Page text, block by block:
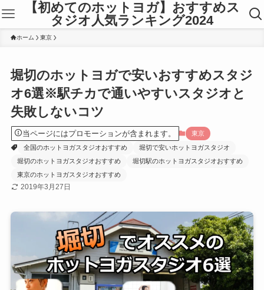
【初めてのホットヨガ】おすすめス
タジオ人気ランキング2024
ホーム 東京
堀切のホットヨガで安いおすすめスタジ
オ6選※駅チカで通いやすいスタジオと
失敗しないコツ
当ページにはプロモーションが含まれます。
東京
全国のホットヨガスタジオおすすめ
堀切で安いホットヨガスタジオ
堀切のホットヨガスタジオおすすめ
堀切駅のホットヨガスタジオおすすめ
東京のホットヨガスタジオおすすめ
2019年3月27日